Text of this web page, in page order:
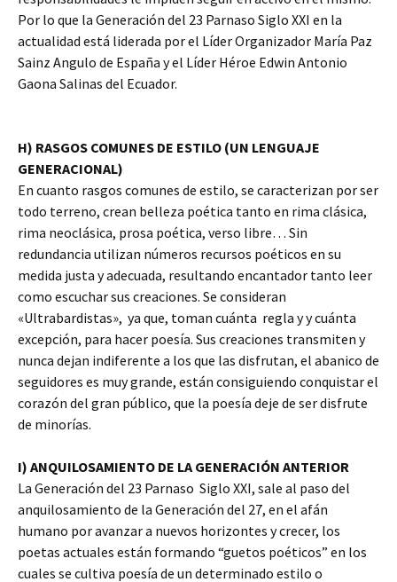
Por lo que la Generación del 23 Parnaso Siglo XXI en la
actualidad está liderada por el Líder Organizador María Paz
Sainz Angulo de España y el Líder Héroe Edwin Antonio
Gaona Salinas del Ecuador.
H) RASGOS COMUNES DE ESTILO (UN LENGUAJE
GENERACIONAL)
En cuanto rasgos comunes de estilo, se caracterizan por ser
todo terreno, crean belleza poética tanto en rima clásica,
rima neoclásica, prosa poética, verso libre… Sin
redundancia utilizan números recursos poéticos en su
medida justa y adecuada, resultando encantador tanto leer
como escuchar sus creaciones. Se consideran
«Ultrabardistas», ya que, toman cuánta regla y y cuánta
excepción, para hacer poesía. Sus creaciones transmiten y
nunca dejan indiferente a los que las disfrutan, el abanico de
seguidores es muy grande, están consiguiendo conquistar el
corazón del gran público, que la poesía deje de ser disfrute
de minorías.
I) ANQUILOSAMIENTO DE LA GENERACIÓN ANTERIOR
La Generación del 23 Parnaso Siglo XXI, sale al paso del
anquilosamiento de la Generación del 27, en el afán
humano por avanzar a nuevos horizontes y crecer, los
poetas actuales están formando “guetos poéticos” en los
cuales se cultiva poesía de un determinado estilo o